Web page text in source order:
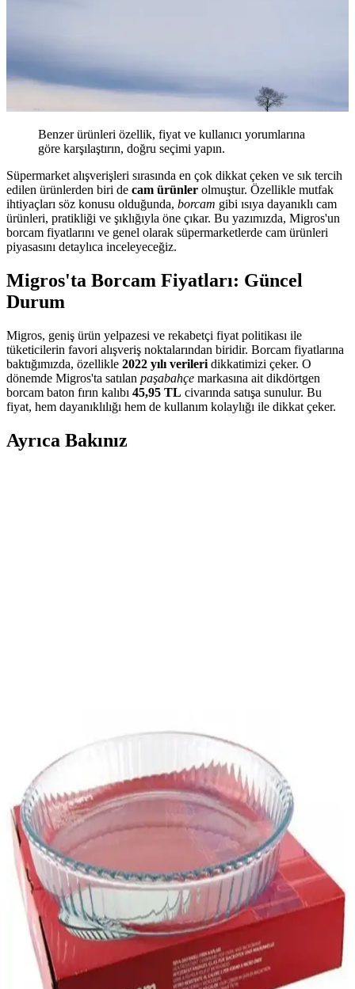
Benzer ürünleri özellik, fiyat ve kullanıcı yorumlarına
göre karşılaştırın, doğru seçimi yapın.
Süpermarket alışverişleri sırasında en çok dikkat çeken ve sık tercih
edilen ürünlerden biri de cam ürünler olmuştur. Özellikle mutfak
ihtiyaçları söz konusu olduğunda, borcam gibi ısıya dayanıklı cam
ürünleri, pratikliği ve şıklığıyla öne çıkar. Bu yazımızda, Migros'un
borcam fiyatlarını ve genel olarak süpermarketlerde cam ürünleri
piyasasını detaylıca inceleyeceğiz.
Migros'ta Borcam Fiyatları: Güncel
Durum
Migros, geniş ürün yelpazesi ve rekabetçi fiyat politikası ile
tüketicilerin favori alışveriş noktalarından biridir. Borcam fiyatlarına
baktığımızda, özellikle 2022 yılı verileri dikkatimizi çeker. O
dönemde Migros'ta satılan paşabahçe markasına ait dikdörtgen
borcam baton fırın kalıbı 45,95 TL civarında satışa sunulur. Bu
fiyat, hem dayanıklılığı hem de kullanım kolaylığı ile dikkat çeker.
Ayrıca Bakınız
HAMUR’un yüksek kaliteli koruyucu seti, mutfak gereçlerinizi
çizilmelere ve darbelere karşı korur, düzeni sağlar ve uzun ömürlü
kullanım sunar.
Anadolu Saray 2'li Dikdörtgen Plastik Borcam
Kapağı Dayanıklı ve Uyumlu Mutfak Çözümü
Anadolu Saray'ın çiftli dikdörtgen plastik borcam kapağı, büyük boy
borcamlar için uyumlu, hafif ve dayanıklı, pratik kullanım sağlayan
ideal bir mutfak çözümüdür.
Pure Age Kalın Tava Tencere ve Borcam Koruyucu
Keçe Seti Türkiye Üretimi Güvenli Kullanım
Dayanıklı ve estetik Pure Age keçe seti, mutfak gereçlerinizi
çizilmelere karşı korur, hijyen sağlar ve uzun ömürlü kullanım sunar.